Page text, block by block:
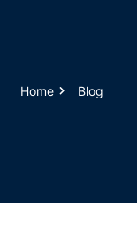
Home Blog